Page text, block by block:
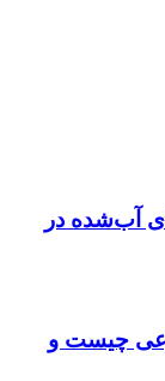
آب‌شده در
چیست و